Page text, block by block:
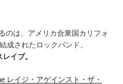
のは、アメリカ合衆国カリフォ
成されたロックバンド、
イブ。
レイジ・アゲインスト・ザ・